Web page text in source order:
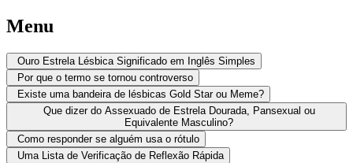
Menu
Ouro Estrela Lésbica Significado em Inglês Simples
Por que o termo se tornou controverso
Existe uma bandeira de lésbicas Gold Star ou Meme?
Que dizer do Assexuado de Estrela Dourada, Pansexual ou
Equivalente Masculino?
Como responder se alguém usa o rótulo
Uma Lista de Verificação de Reflexão Rápida